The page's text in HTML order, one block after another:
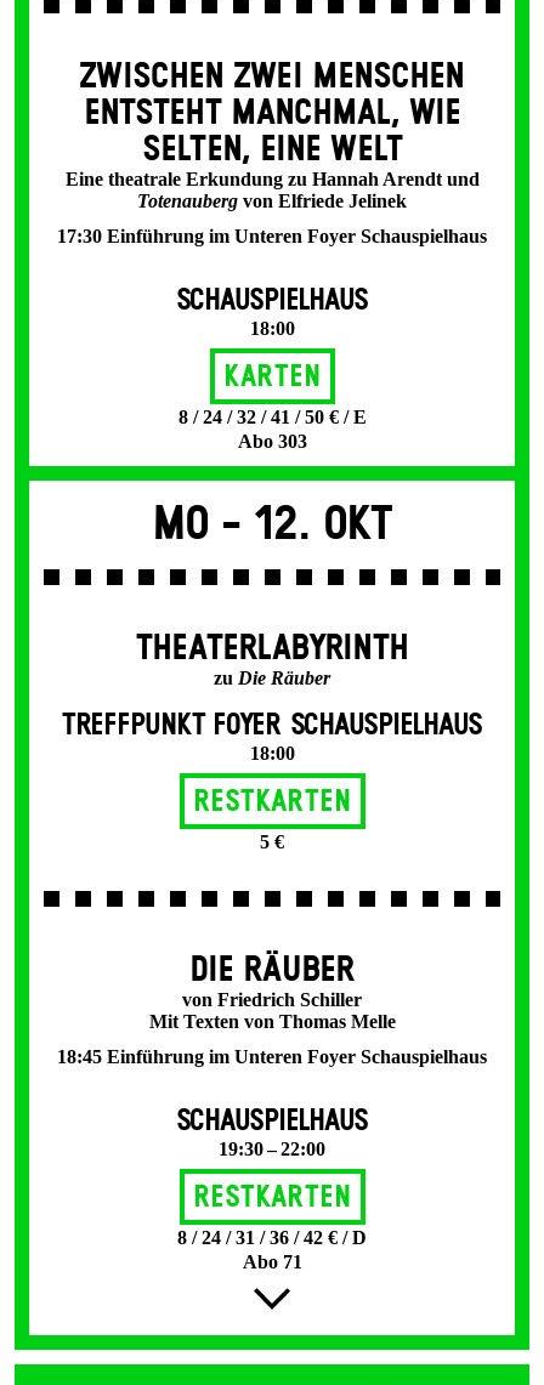
ZWISCHEN ZWEI MENSCHEN
ENT­STEHT MANCH­MAL, WIE
SELTEN, EINE WELT
Eine theatrale Erkundung zu Hannah Arendt und
Totenauberg von Elfriede Jelinek
17:30 Einführung im Unteren Foyer Schauspielhaus
SCHAUSPIELHAUS
18:00
Karten
8 / 24 / 32 / 41 / 50 € / E
Abo 303
Mo - 12. Okt
THEATERLABYRINTH
zu Die Räuber
TREFFPUNKT FOYER SCHAUSPIELHAUS
18:00
Restkarten
5 €
DIE RÄUBER
von Friedrich Schiller
Mit Texten von Thomas Melle
18:45 Einführung im Unteren Foyer Schauspielhaus
SCHAUSPIELHAUS
19:30 – 22:00
Restkarten
8 / 24 / 31 / 36 / 42 € / D
Abo 71